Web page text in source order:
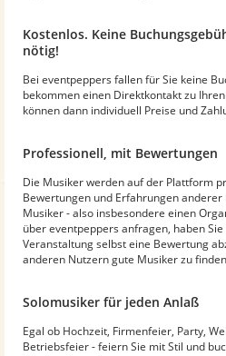
Kostenlos. Keine
nötig!
Bei eventpeppers fallen für Sie keine
bekommen einen Direktkontakt zu
können dann individuell Preise und
Professionell, mit Bewertungen
Die Musiker werden auf der Plattform
Bewertungen und Erfahrungen anderer
Musiker - also insbesondere einen
über eventpeppers anfragen, haben
Veranstaltung selbst eine Bewertung
anderen Nutzern gute Musiker zu
Solomusiker für jeden Anlaß
Egal ob Hochzeit, Firmenfeier, Party,
Betriebsfeier - feiern Sie mit Stil und